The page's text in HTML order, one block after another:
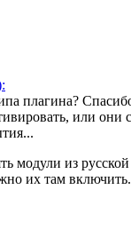
плагина?
или они
модули из
их там включить.